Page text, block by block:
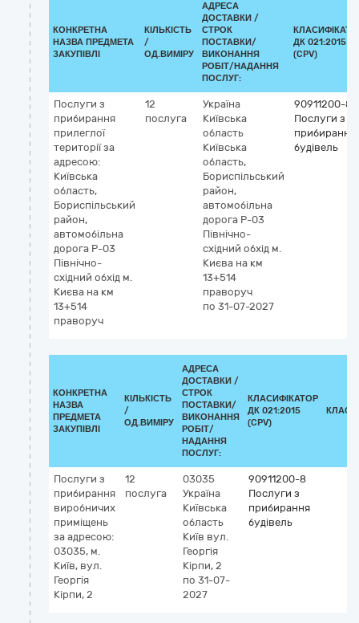
КОНКРЕТНА
НАЗВА ПРЕДМЕТА
ЗАКУПІВЛІ
КІЛЬКІСТЬ
/
ОД.ВИМІРУ
АДРЕСА
ДОСТАВКИ /
СТРОК
ПОСТАВКИ/
ВИКОНАННЯ
РОБІТ/НАДАННЯ
ПОСЛУГ:
ДК 021:2015
(CPV)
Послуги з
прибирання
прилеглої
території за
адресою:
Київська
область,
Бориспільський
район,
автомобільна
дорога Р-03
Північно-
східний обхід м.
Києва на км
13+514
праворуч
12
послуга
Україна
Київська
область
Київська
область,
Бориспільський
район,
автомобільна
дорога Р-03
Північно-
східний обхід м.
Києва на км
13+514
праворуч
по 31-07-2027
90911200-8
Послуги з
прибирання
будівель
КОНКРЕТНА
НАЗВА
ПРЕДМЕТА
ЗАКУПІВЛІ
КІЛЬКІСТЬ
/
ОД.ВИМІРУ
АДРЕСА
ДОСТАВКИ /
СТРОК
ПОСТАВКИ/
ВИКОНАННЯ
РОБІТ/
НАДАННЯ
ПОСЛУГ:
КЛАСИФІКАТОР
ДК 021:2015
(CPV)
Послуги з
прибирання
виробничих
приміщень
за адресою:
03035, м.
Київ, вул.
Георгія
Кірпи, 2
12
послуга
03035
Україна
Київська
область
Київ вул.
Георгія
Кірпи, 2
по 31-07-
2027
90911200-8
Послуги з
прибирання
будівель